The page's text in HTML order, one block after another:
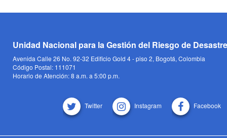
Unidad Nacional para la Gestión del Riesgo de
Avenida Calle 26 No. 92-32 Edificio Gold 4 - piso 2, Bogotá, Colombia
Código Postal: 111071
Horario de Atención: 8 a.m. a 5:00 p.m.
Twitter Instagram Facebook